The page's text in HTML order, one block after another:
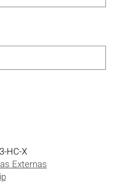
HC-X
Externas